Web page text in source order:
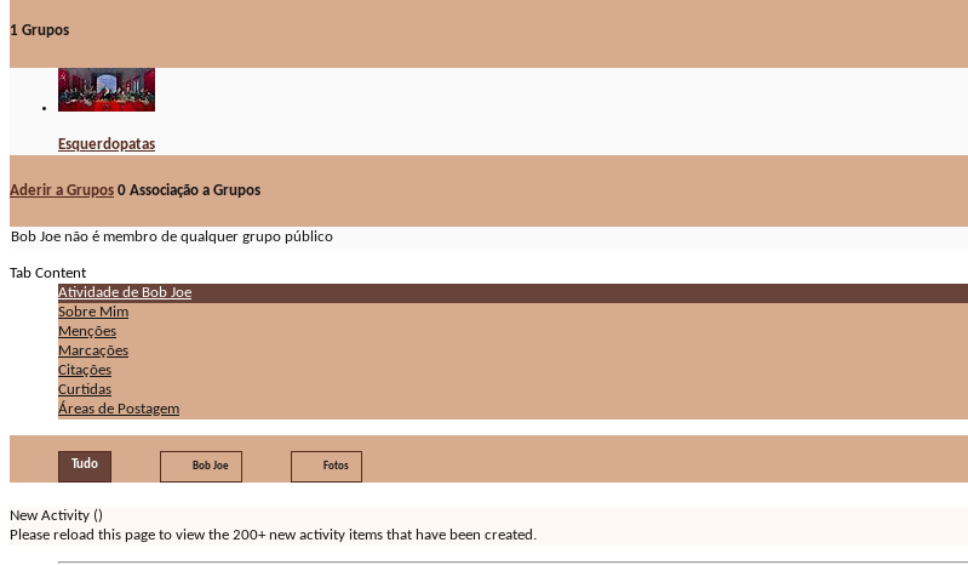
1 Grupos
Esquerdopatas
Aderir a Grupos 0 Associação a Grupos
Bob Joe não é membro de qualquer grupo público
Tab Content
Atividade de Bob Joe
Sobre Mim
Menções
Marcações
Citações
Curtidas
Áreas de Postagem
Tudo Bob Joe Fotos
New Activity ()
Please reload this page to view the 200+ new activity items that have been created.